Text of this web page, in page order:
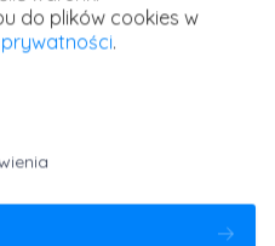
do plików cookies w
.